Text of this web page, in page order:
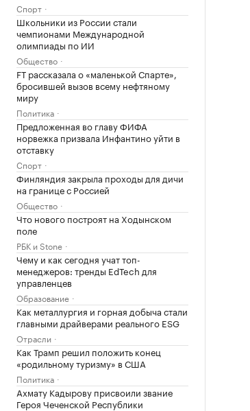
Спорт
Школьники из России стали
чемпионами Международной
олимпиады по ИИ
Общество
FT рассказала о «маленькой Спарте»,
бросившей вызов всему нефтяному
миру
Политика
Предложенная во главу ФИФА
норвежка призвала Инфантино уйти в
отставку
Спорт
Финляндия закрыла проходы для дичи
на границе с Россией
Общество
Что нового построят на Ходынском
поле
РБК и Stone
Чему и как сегодня учат топ-
менеджеров: тренды EdTech для
управленцев
Образование
Как металлургия и горная добыча стали
главными драйверами реального ESG
Отрасли
Как Трамп решил положить конец
«родильному туризму» в США
Политика
Ахмату Кадырову присвоили звание
Героя Чеченской Республики